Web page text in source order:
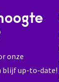
onze
blijf up-to-date!